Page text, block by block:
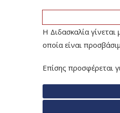
Η Διδασκαλία
οποία είναι
Επίσης προσφέρεται